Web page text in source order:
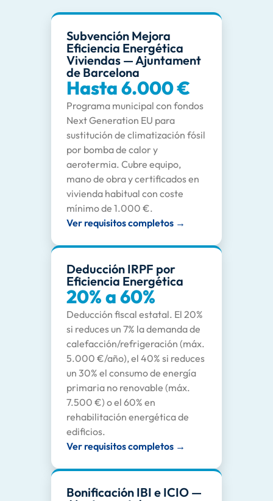
Subvención Mejora
Eficiencia Energética
Viviendas — Ajuntament
de Barcelona
Hasta 6.000 €
Programa municipal con fondos
Next Generation EU para
sustitución de climatización fósil
por bomba de calor y
aerotermia. Cubre equipo,
mano de obra y certificados en
vivienda habitual con coste
mínimo de 1.000 €.
Ver requisitos completos →
Deducción IRPF por
Eficiencia Energética
20% a 60%
Deducción fiscal estatal. El 20%
si reduces un 7% la demanda de
calefacción/refrigeración (máx.
5.000 €/año), el 40% si reduces
un 30% el consumo de energía
primaria no renovable (máx.
7.500 €) o el 60% en
rehabilitación energética de
edificios.
Ver requisitos completos →
Bonificación IBI e ICIO —